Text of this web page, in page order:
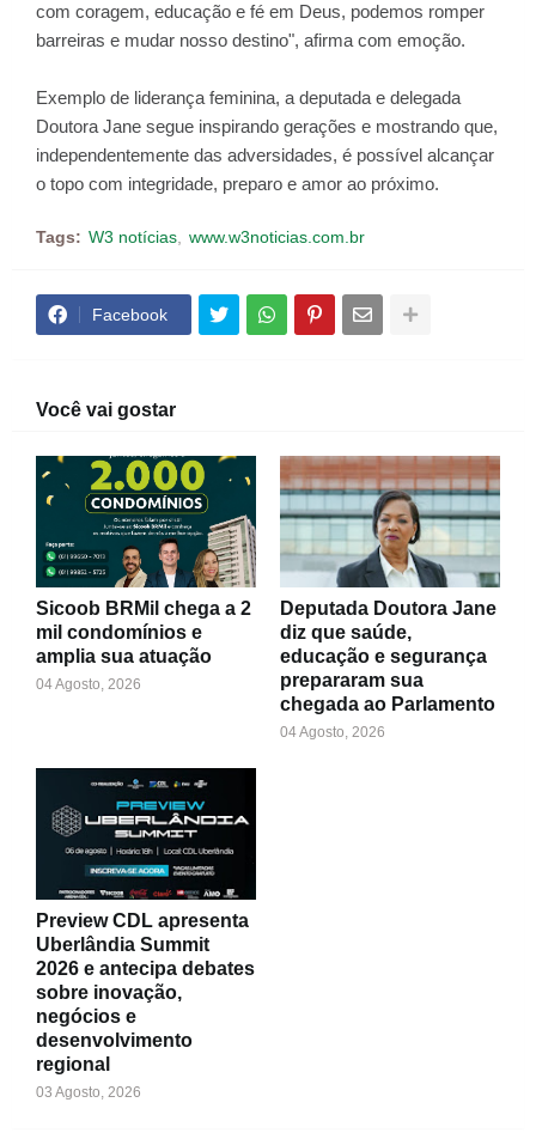
com coragem, educação e fé em Deus, podemos romper
barreiras e mudar nosso destino", afirma com emoção.
Exemplo de liderança feminina, a deputada e delegada
Doutora Jane segue inspirando gerações e mostrando que,
independentemente das adversidades, é possível alcançar
o topo com integridade, preparo e amor ao próximo.
Tags: W3 notícias www.w3noticias.com.br
Facebook
Você vai gostar
Sicoob BRMil chega a 2
mil condomínios e
amplia sua atuação
04 Agosto, 2026
Deputada Doutora Jane
diz que saúde,
educação e segurança
prepararam sua
chegada ao Parlamento
04 Agosto, 2026
Preview CDL apresenta
Uberlândia Summit
2026 e antecipa debates
sobre inovação,
negócios e
desenvolvimento
regional
03 Agosto, 2026